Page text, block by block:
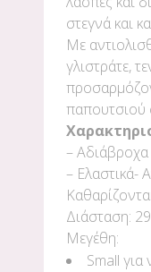
στεγνά και
Με
γλιστράτε,
παπουτσιού
– Αδιάβροχα
– Ελαστικά-
Διάσταση:
Μεγέθη:
Small για